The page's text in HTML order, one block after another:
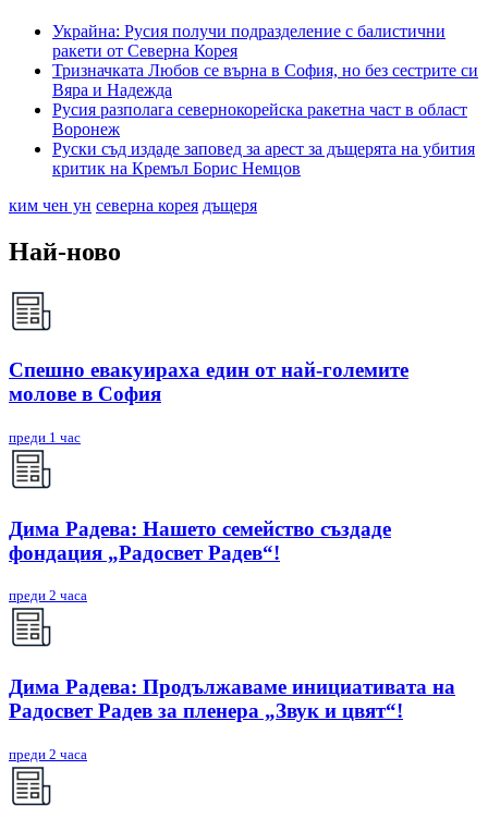
Украйна: Русия получи подразделение с балистични
ракети от Северна Корея
Тризначката Любов се върна в София, но без сестрите си
Вяра и Надежда
Русия разполага севернокорейска ракетна част в област
Воронеж
Руски съд издаде заповед за арест за дъщерята на убития
критик на Кремъл Борис Немцов
ким чен ун северна корея дъщеря
Най-ново
Спешно евакуираха един от най-големите
молове в София
преди 1 час
Дима Радева: Нашето семейство създаде
фондация „Радосвет Радев“!
преди 2 часа
Дима Радева: Продължаваме инициативата на
Радосвет Радев за пленера „Звук и цвят“!
преди 2 часа